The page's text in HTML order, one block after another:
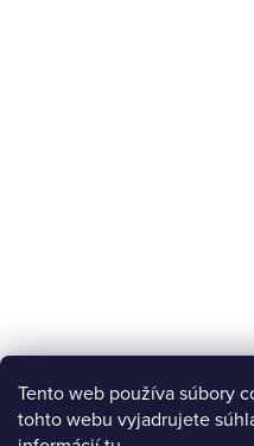
Tento web používa súbory
tohto webu vyjadrujete